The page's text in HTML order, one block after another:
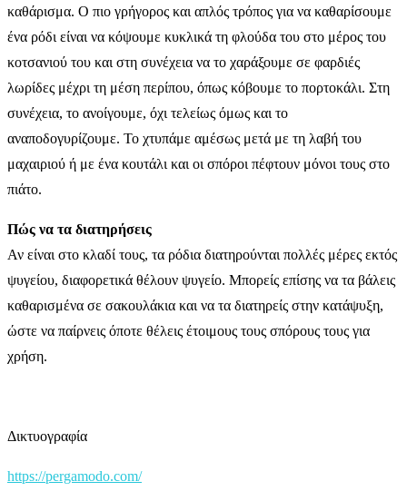
καθάρισμα. Ο πιο γρήγορος και απλός τρόπος για να καθαρίσουμε
ένα ρόδι είναι να κόψουμε κυκλικά τη φλούδα του στο μέρος του
κοτσανιού του και στη συνέχεια να το χαράξουμε σε φαρδιές
λωρίδες μέχρι τη μέση περίπου, όπως κόβουμε το πορτοκάλι. Στη
συνέχεια, το ανοίγουμε, όχι τελείως όμως και το
αναποδογυρίζουμε. Το χτυπάμε αμέσως μετά με τη λαβή του
μαχαιριού ή με ένα κουτάλι και οι σπόροι πέφτουν μόνοι τους στο
πιάτο.
Πώς να τα διατηρήσεις
Αν είναι στο κλαδί τους, τα ρόδια διατηρούνται πολλές μέρες εκτός
ψυγείου, διαφορετικά θέλουν ψυγείο. Μπορείς επίσης να τα βάλεις
καθαρισμένα σε σακουλάκια και να τα διατηρείς στην κατάψυξη,
ώστε να παίρνεις όποτε θέλεις έτοιμους τους σπόρους τους για
χρήση.
Δικτυογραφία
https://pergamodo.com/